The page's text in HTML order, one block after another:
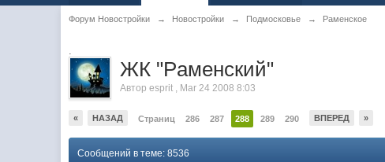
Форум Новостройки → Новостройки → Подмосковье → Раменское
.
ЖК "Рaменский"
Авторesprit , Mar 24 2008 8:03
« НАЗАД Страниц 286 287 288 289 290 ВПЕРЕД »
Сообщений в теме: 8536